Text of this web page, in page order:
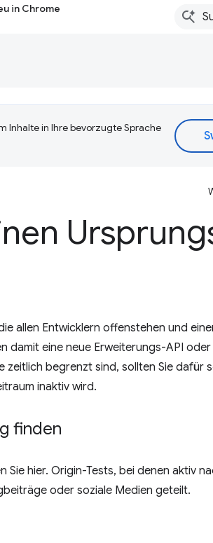
in Chrome
Inhalte in Ihre bevorzugte Sprache
allen Entwicklern offenstehen und
damit eine neue Erweiterungs-API
begrenzt sind, sollten Sie dafür
inaktiv wird.
finden
Sie hier. Origin-Tests, bei denen aktiv
oder soziale Medien geteilt.